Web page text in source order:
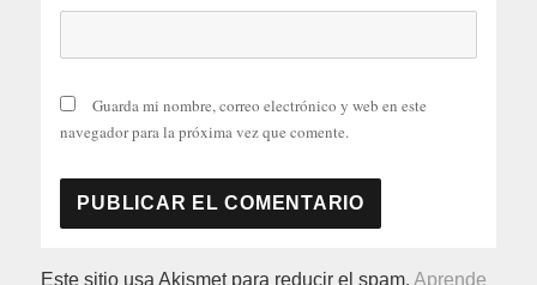
Guarda mi nombre, correo electrónico y web en este
navegador para la próxima vez que comente.
Este sitio usa Akismet para reducir el spam.Aprende